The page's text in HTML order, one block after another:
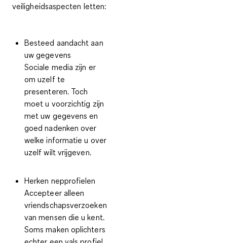
veiligheidsaspecten letten:
Besteed aandacht aan
uw gegevens
Sociale media zijn er
om uzelf te
presenteren. Toch
moet u voorzichtig zijn
met uw gegevens en
goed nadenken over
welke informatie u over
uzelf wilt vrijgeven.
Herken nepprofielen
Accepteer alleen
vriendschapsverzoeken
van mensen die u kent.
Soms maken oplichters